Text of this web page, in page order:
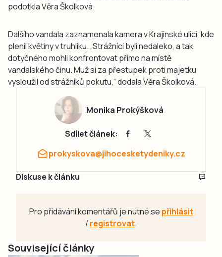
podotkla Věra Školková.
Dalšího vandala zaznamenala kamera v Krajinské ulici, kde
plenil květiny v truhlíku. „Strážníci byli nedaleko, a tak
dotyčného mohli konfrontovat přímo na místě
vandalského činu. Muž si za přestupek proti majetku
vysloužil od strážníků pokutu,“ dodala Věra Školková.
Monika Prokýšková
Sdílet článek:
prokyskova@jihocesketydeniky.cz
Diskuse k článku
Pro přidávání komentářů je nutné se přihlásit
/registrovat.
Související články